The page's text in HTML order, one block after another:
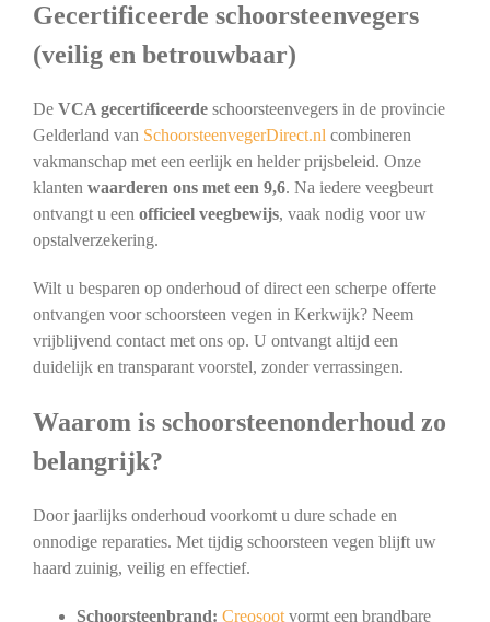
Gecertificeerde schoorsteenvegers
(veilig en betrouwbaar)
De VCA gecertificeerdeschoorsteenvegers in de provincie
Gelderland van SchoorsteenvegerDirect.nl combineren
vakmanschap met een eerlijk en helder prijsbeleid. Onze
klanten waarderen ons met een 9,6. Na iedere veegbeurt
ontvangt u een officieel veegbewijs, vaak nodig voor uw
opstalverzekering.
Wilt u besparen op onderhoud of direct een scherpe offerte
ontvangen voor schoorsteen vegen in Kerkwijk? Neem
vrijblijvend contact met ons op. U ontvangt altijd een
duidelijk en transparant voorstel, zonder verrassingen.
Waarom is schoorsteenonderhoud zo
belangrijk?
Door jaarlijks onderhoud voorkomt u dure schade en
onnodige reparaties. Met tijdig schoorsteen vegen blijft uw
haard zuinig, veilig en effectief.
Schoorsteenbrand: Creosootvormt een brandbare